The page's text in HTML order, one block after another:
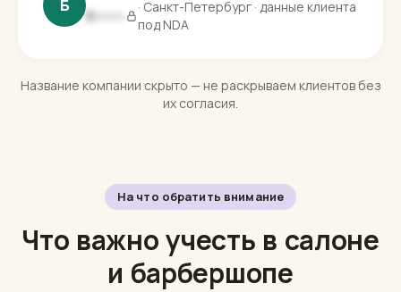
Б
Б▪▪▪▪▪▪
· Санкт-Петербург · данные клиента
под NDA
Название компании скрыто — не раскрываем клиентов без
их согласия.
На что обратить внимание
Что важно учесть в салоне
и барбершопе